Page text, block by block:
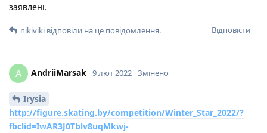
заявлені.
Відповісти
nikiviki відповіли на це повідомлення.
A AndriiMarsak 9 лют 2022 Змінено
Irysia
http://figure.skating.by/competition/Winter_Star_2022/?
fbclid=IwAR3J0Tblv8uqMkwj-